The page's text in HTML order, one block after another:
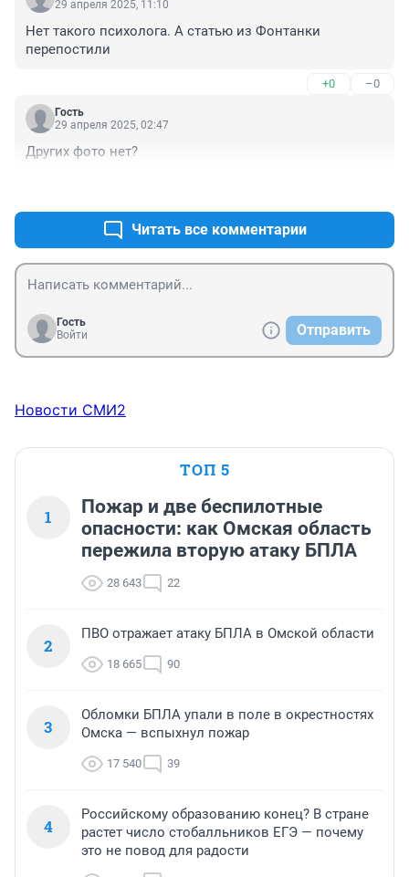
29 апреля 2025, 11:10
Нет такого психолога. А статью из Фонтанки
перепостили
+0 –0
Гость
29 апреля 2025, 02:47
Других фото нет?
Читать все комментарии
Гость
Войти
Отправить
Новости СМИ2
ТОП 5
1
Пожар и две беспилотные
опасности: как Омская область
пережила вторую атаку БПЛА
28 643 22
2
ПВО отражает атаку БПЛА в Омской области
18 665 90
3
Обломки БПЛА упали в поле в окрестностях
Омска — вспыхнул пожар
17 540 39
4
Российскому образованию конец? В стране
растет число стобалльников ЕГЭ — почему
это не повод для радости